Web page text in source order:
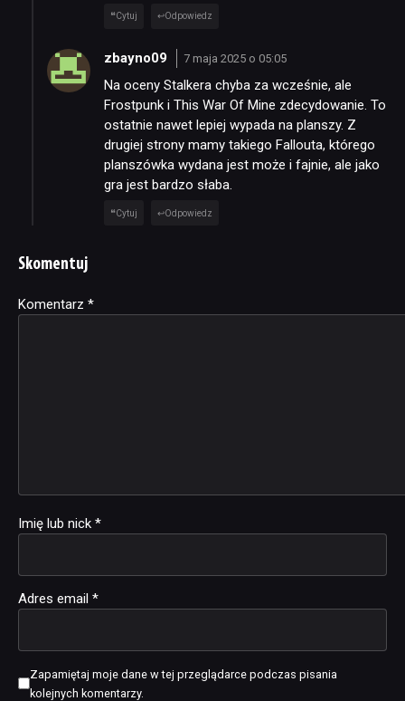
Cytuj Odpowiedz
zbayno09 7 maja 2025 o 05:05
Na oceny Stalkera chyba za wcześnie, ale
Frostpunk i This War Of Mine zdecydowanie. To
ostatnie nawet lepiej wypada na planszy. Z
drugiej strony mamy takiego Fallouta, którego
planszówka wydana jest może i fajnie, ale jako
gra jest bardzo słaba.
Cytuj Odpowiedz
Skomentuj
Komentarz *
Imię lub nick *
Adres email *
Zapamiętaj moje dane w tej przeglądarce podczas pisania
kolejnych komentarzy.
Alternative: